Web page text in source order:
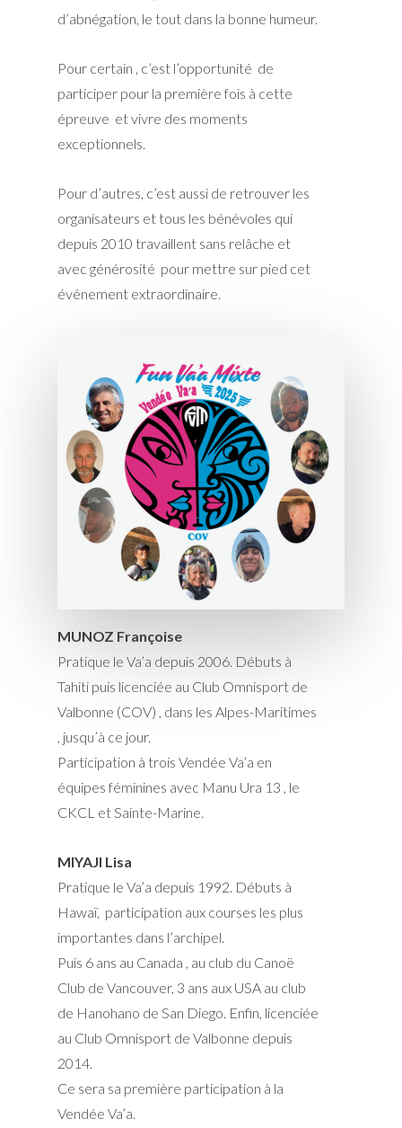
d’abnégation, le tout dans la bonne humeur.
Pour certain , c’est l’opportunité de
participer pour la première fois à cette
épreuve et vivre des moments
exceptionnels.
Pour d’autres, c’est aussi de retrouver les
organisateurs et tous les bénévoles qui
depuis 2010 travaillent sans relâche et
avec générosité pour mettre sur pied cet
événement extraordinaire.
MUNOZ Françoise
Pratique le Va’a depuis 2006. Débuts à
Tahiti puis licenciée au Club Omnisport de
Valbonne (COV) , dans les Alpes-Maritimes
, jusqu’à ce jour.
Participation à trois Vendée Va’a en
équipes féminines avec Manu Ura 13 , le
CKCL et Sainte-Marine.
MIYAJI Lisa
Pratique le Va’a depuis 1992. Débuts à
Hawaï, participation aux courses les plus
importantes dans l’archipel.
Puis 6 ans au Canada , au club du Canoë
Club de Vancouver, 3 ans aux USA au club
de Hanohano de San Diego. Enfin, licenciée
au Club Omnisport de Valbonne depuis
2014.
Ce sera sa première participation à la
Vendée Va’a.